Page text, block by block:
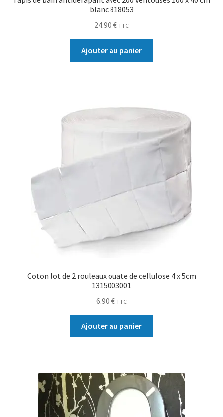
blanc 818053
24.90 € TTC
Ajouter au panier
Coton lot de 2 rouleaux ouate de cellulose 4 x 5cm
1315003001
6.90 € TTC
Ajouter au panier